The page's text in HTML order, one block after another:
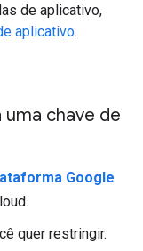
de aplicativo,
aplicativo.
chave de
Google
quer restringir.